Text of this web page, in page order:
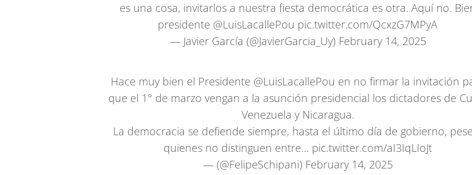
es una cosa, invitarlos a nuestra fiesta democrática es otra. Aquí no.
presidente @LuisLacallePou pic.twitter.com/QcxzG7MPyA
— Javier García (@JavierGarcia_Uy) February 14, 2025
Hace muy bien el Presidente @LuisLacallePou en no firmar la invitación
que el 1° de marzo vengan a la asunción presidencial los dictadores de
Venezuela y Nicaragua.
La democracia se defiende siempre, hasta el último día de gobierno,
quienes no distinguen entre… pic.twitter.com/aI3IqLIoJt
— (@FelipeSchipani) February 14, 2025